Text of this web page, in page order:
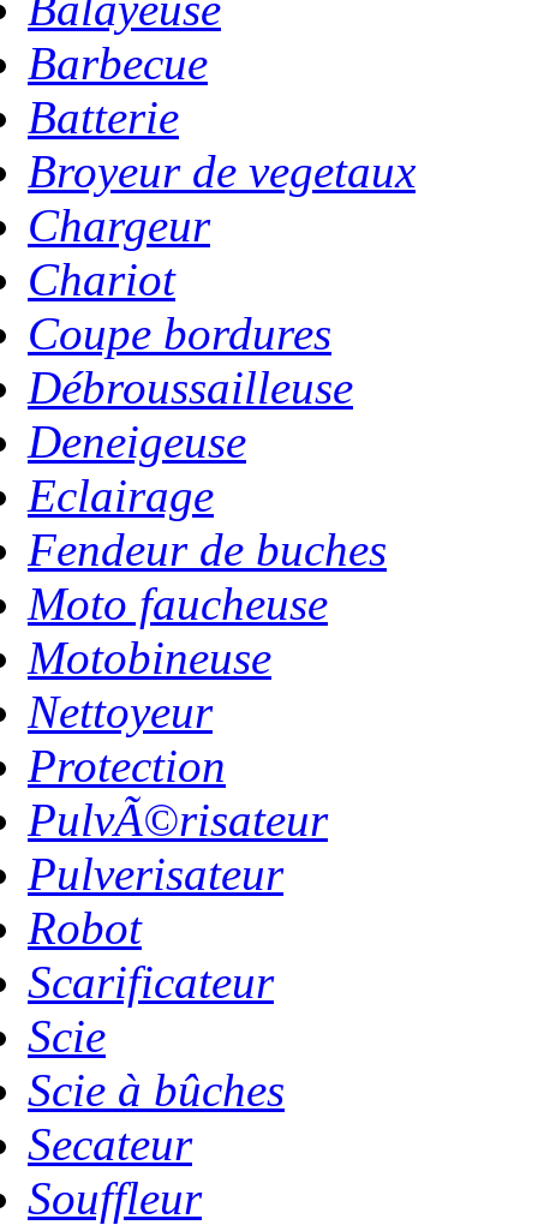
Barbecue
Batterie
Broyeur de vegetaux
Chargeur
Chariot
Coupe bordures
Débroussailleuse
Deneigeuse
Eclairage
Fendeur de buches
Moto faucheuse
Motobineuse
Nettoyeur
Protection
PulvÃ©risateur
Pulverisateur
Robot
Scarificateur
Scie
Scie à bûches
Secateur
Souffleur